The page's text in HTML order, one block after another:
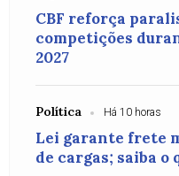
CBF reforça
competições
2027
Política Há 10 horas
Lei garante frete
de cargas; saiba o